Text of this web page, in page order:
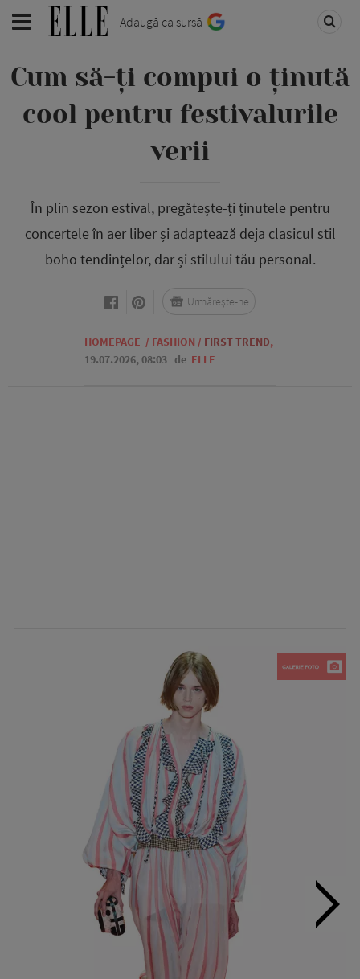
Adaugă ca sursă
Cum să-ți compui o ținută
cool pentru festivalurile
verii
În plin sezon estival, pregătește-ți ținutele pentru
concertele în aer liber și adaptează deja clasicul stil
boho tendințelor, dar și stilului tău personal.
HOMEPAGE / FASHION / FIRST TREND,
19.07.2026, 08:03 de ELLE
Urmărește-ne